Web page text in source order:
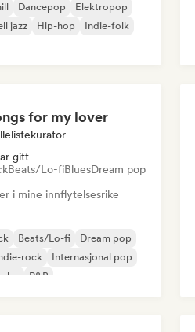
Dancepop
Elektropop
jazz
Hip-hop
Indie-folk
for my lover
gitt
Beats/Lo-fiBluesDream pop
i mine innflytelsesrike
Beats/Lo-fi
Dream pop
rock
Internasjonal pop
R&B